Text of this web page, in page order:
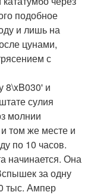
подобное
и лишь на
цунами,
с
8\xB030' и
сулия
молнии
том же месте и
по 10 часов.
начинается. Она
за одну
тыс. Ампер